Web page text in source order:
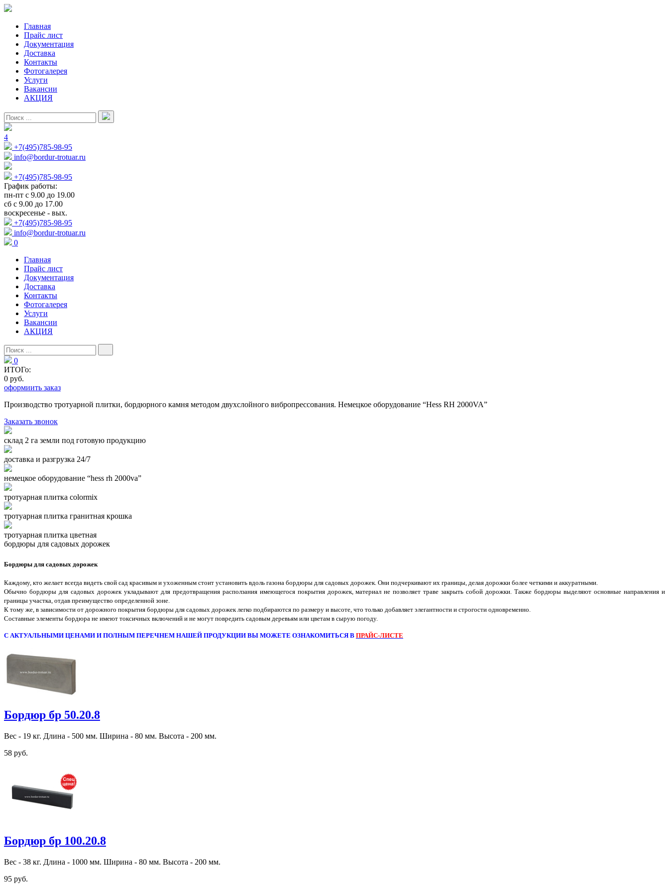
Главная
Прайс лист
Документация
Доставка
Контакты
Фотогалерея
Услуги
Вакансии
АКЦИЯ
4
+7(495)785-98-95
info@bordur-trotuar.ru
+7(495)785-98-95
График работы:
пн-пт с 9.00 до 19.00
сб с 9.00 до 17.00
воскресенье - вых.
+7(495)785-98-95
info@bordur-trotuar.ru
0
Главная
Прайс лист
Документация
Доставка
Контакты
Фотогалерея
Услуги
Вакансии
АКЦИЯ
0
ИТОГо:
0 руб.
оформиить заказ
Производство тротуарной плитки, бордюрного камня методом двухслойного вибропресcования. Немецкое оборудование “Hess RH 2000VA”
Заказать звонок
склад 2 га земли под готовую продукцию
доставка и разгрузка 24/7
немецкое оборудование “hess rh 2000va”
тротуарная плитка colormix
тротуарная плитка гранитная крошка
тротуарная плитка цветная
бордюры для садовых дорожек
Бордюры для садовых дорожек
Каждому, кто желает всегда видеть свой сад красивым и ухоженным стоит установить вдоль газона бордюры для садовых дорожек. Они подчеркивают их границы, делая дорожки более четкими и аккуратными.
Обычно бордюры для садовых дорожек укладывают для предотвращения расползания имеющегося покрытия дорожек, материал не позволяет траве закрыть собой дорожки. Также бордюры выделяют основные направления и
границы участка, отдав преимущество определенной зоне.
К тому же, в зависимости от дорожного покрытия бордюры для садовых дорожек легко подбираются по размеру и высоте, что только добавляет элегантности и строгости одновременно.
Составные элементы бордюра не имеют токсичных включений и не могут повредить садовым деревьям или цветам в сырую погоду.
С АКТУАЛЬНЫМИ ЦЕНАМИ И ПОЛНЫМ ПЕРЕЧНЕМ НАШЕЙ ПРОДУКЦИИ ВЫ МОЖЕТЕ ОЗНАКОМИТЬСЯ В ПРАЙС-ЛИСТЕ
Бордюр бр 50.20.8
Вес - 19 кг. Длина - 500 мм. Ширина - 80 мм. Высота - 200 мм.
58 руб.
Бордюр бр 100.20.8
Вес - 38 кг. Длина - 1000 мм. Ширина - 80 мм. Высота - 200 мм.
95 руб.